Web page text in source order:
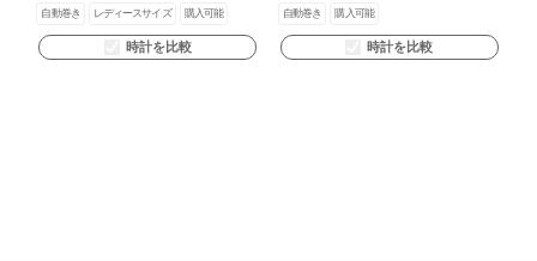
自動巻き レディースサイズ 購入可能
時計を比較
自動巻き 購入可能
時計を比較